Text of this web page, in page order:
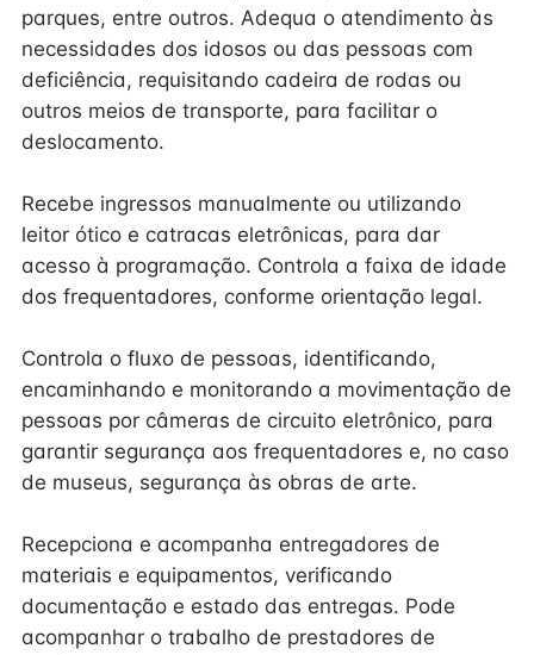
parques, entre outros. Adequa o atendimento às
necessidades dos idosos ou das pessoas com
deficiência, requisitando cadeira de rodas ou
outros meios de transporte, para facilitar o
deslocamento.
Recebe ingressos manualmente ou utilizando
leitor ótico e catracas eletrônicas, para dar
acesso à programação. Controla a faixa de idade
dos frequentadores, conforme orientação legal.
Controla o fluxo de pessoas, identificando,
encaminhando e monitorando a movimentação de
pessoas por câmeras de circuito eletrônico, para
garantir segurança aos frequentadores e, no caso
de museus, segurança às obras de arte.
Recepciona e acompanha entregadores de
materiais e equipamentos, verificando
documentação e estado das entregas. Pode
acompanhar o trabalho de prestadores de